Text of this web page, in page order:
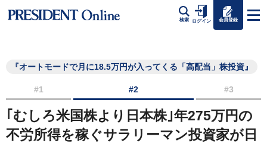
検索 ログイン 会員登録
『オートモードで月に18.5万円が入ってくる「高配当」株投資』
#1 #2 #3
｢むしろ米国株より日本株｣年275万円の
不労所得を稼ぐサラリーマン投資家が日